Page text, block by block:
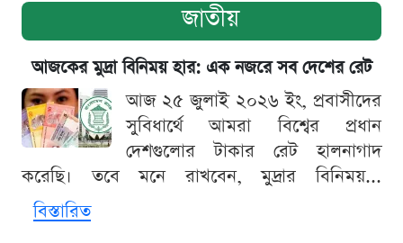
জাতীয়
আজকের মুদ্রা বিনিময় হার: এক নজরে সব দেশের রেট
আজ ২৫ জুলাই ২০২৬ ইং, প্রবাসীদের
সুবিধার্থে আমরা বিশ্বের প্রধান
দেশগুলোর টাকার রেট হালনাগাদ
করেছি। তবে মনে রাখবেন, মুদ্রার বিনিময়...
বিস্তারিত